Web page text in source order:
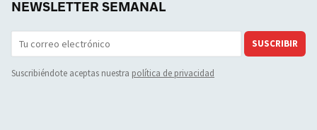
NEWSLETTER SEMANAL
SUSCRIBIR
Suscribiéndote aceptas nuestra política de privacidad